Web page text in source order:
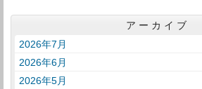
アーカイブ
2026年7月
2026年6月
2026年5月